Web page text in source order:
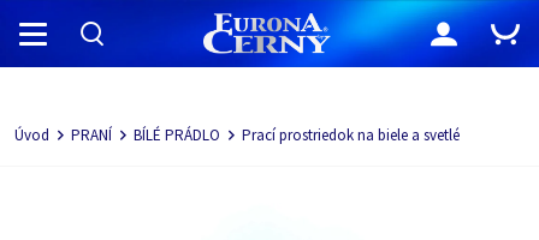
Navigácia
Úvod PRANÍ BÍLÉ PRÁDLO Prací prostriedok na biele a svetlé